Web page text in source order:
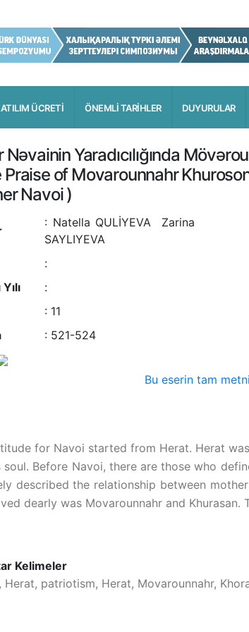
ÜCRETİ ÖNEMLİ TARİHLER DUYURULAR
Yaradıcılığında
Praise of Movarounnahr
Navoi)
: Natella QULİYEVA
Zarina
SAYLIYEVA
:
:
: 11
: 521-524
Bu eserin tam
for Navoi started from Herat. Herat
soul. Before Navoi, there are those who
described the relationship between
dearly was Movarounnahr and Khurasan.
Kelimeler
Herat, patriotism, Herat, Movarounnahr,